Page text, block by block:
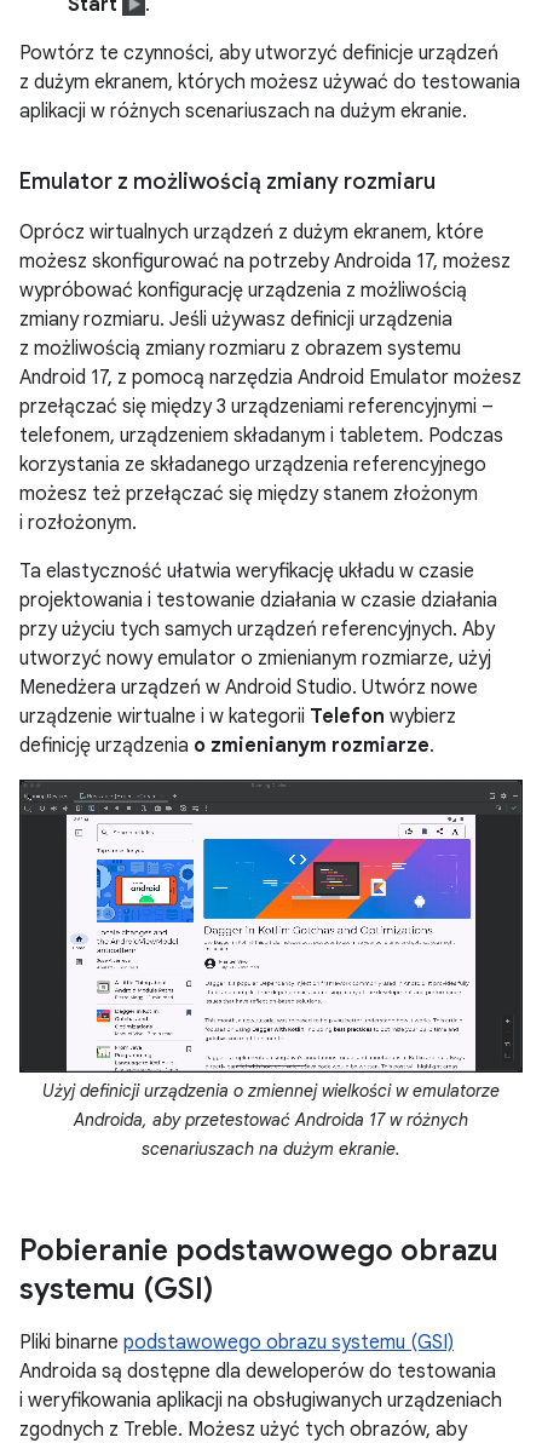
Powtórz te czynności, aby utworzyć definicje urządzeń
z dużym ekranem, których możesz używać do testowania
aplikacji w różnych scenariuszach na dużym ekranie.
Emulator z możliwością zmiany rozmiaru
Oprócz wirtualnych urządzeń z dużym ekranem, które
możesz skonfigurować na potrzeby Androida 17, możesz
wypróbować konfigurację urządzenia z możliwością
zmiany rozmiaru. Jeśli używasz definicji urządzenia
z możliwością zmiany rozmiaru z obrazem systemu
Android 17, z pomocą narzędzia Android Emulator możesz
przełączać się między 3 urządzeniami referencyjnymi –
telefonem, urządzeniem składanym i tabletem. Podczas
korzystania ze składanego urządzenia referencyjnego
możesz też przełączać się między stanem złożonym
i rozłożonym.
Ta elastyczność ułatwia weryfikację układu w czasie
projektowania i testowanie działania w czasie działania
przy użyciu tych samych urządzeń referencyjnych. Aby
utworzyć nowy emulator o zmienianym rozmiarze, użyj
Menedżera urządzeń w Android Studio. Utwórz nowe
urządzenie wirtualne i w kategorii Telefon wybierz
definicję urządzenia o zmienianym rozmiarze.
Użyj definicji urządzenia o zmiennej wielkości w emulatorze
Androida, aby przetestować Androida 17 w różnych
scenariuszach na dużym ekranie.
Pobieranie podstawowego obrazu
systemu (GSI)
Pliki binarne podstawowego obrazu systemu (GSI)
Androida są dostępne dla deweloperów do testowania
i weryfikowania aplikacji na obsługiwanych urządzeniach
zgodnych z Treble. Możesz użyć tych obrazów, aby